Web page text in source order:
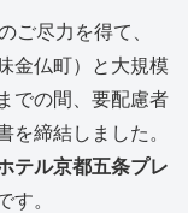
ご尽力を得て、
金仏町）と大規模
での間、要配慮者
を締結しました。
テル京都五条プレ
す。